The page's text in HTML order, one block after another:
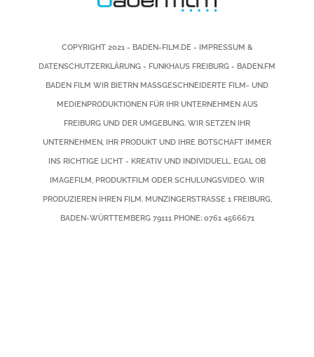
COPYRIGHT 2021 - BADEN-FILM.DE- IMPRESSUM &
DATENSCHUTZERKLÄRUNG - FUNKHAUS FREIBURG - BADEN.FM
BADEN FILM WIR BIETRN MASSGESCHNEIDERTE FILM- UND M
EDIENPRODUKTIONEN FÜR IHR UNTERNEHMEN AUS F
REIBURG UND DER UMGEBUNG. WIR SETZEN IHR U
NTERNEHMEN, IHR PRODUKT UND IHRE BOTSCHAFT IMMER I
NS RICHTIGE LICHT - KREATIV UND INDIVIDUELL. EGAL OB I
MAGEFILM, PRODUKTFILM ODER SCHULUNGSVIDEO. WIR P
RODUZIEREN IHREN FILM. MUNZINGERSTRASSE 1 FREIBURG,
BADEN-WÜRTTEMBERG 79111PHONE: 0761 4566671